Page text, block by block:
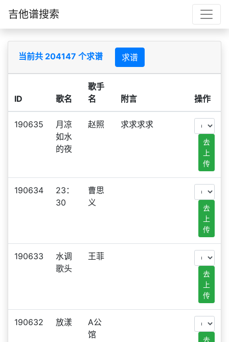
吉他谱搜索
当前共 204147 个求谱 求谱
ID 歌名
歌手
名
附言 操作
190635
月凉
如水
的夜
赵照 求求求求
去
上
传
190634
23：
30
曹思
义
去
上
传
190633
水调
歌头
王菲
去
上
传
190632 放漾
A公
馆
去